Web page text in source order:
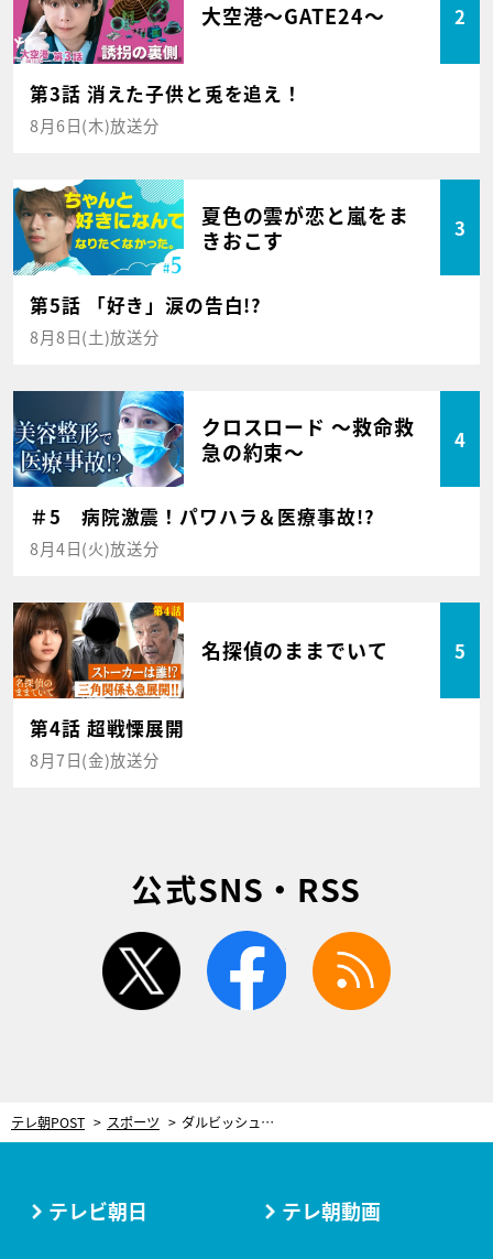
大空港～GATE24～ 2
第3話 消えた子供と兎を追え！
8月6日(木)放送分
夏色の雲が恋と嵐をま
きおこす
3
第5話 「好き」涙の告白!?
8月8日(土)放送分
クロスロード ～救命救
急の約束～
4
＃5 病院激震！パワハラ＆医療事故!?
8月4日(火)放送分
名探偵のままでいて 5
第4話 超戦慄展開
8月7日(金)放送分
公式SNS・RSS
twitter facebook
テレ朝POST スポーツ ダルビッシュ有「僕は子どもたちに野球を教えない」その深い理由に栗山英樹氏も納得
テレビ朝日 テレ朝動画